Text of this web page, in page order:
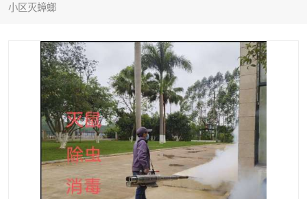
小区灭蟑螂
昆明灭鼠
昆明灭蟑螂 昆明杀虫
昆明除四害 昆明消杀公司
昆明消毒公司 昆明灭红火蚁公司
昆明驱蛇公司 昆明除虫除蚁